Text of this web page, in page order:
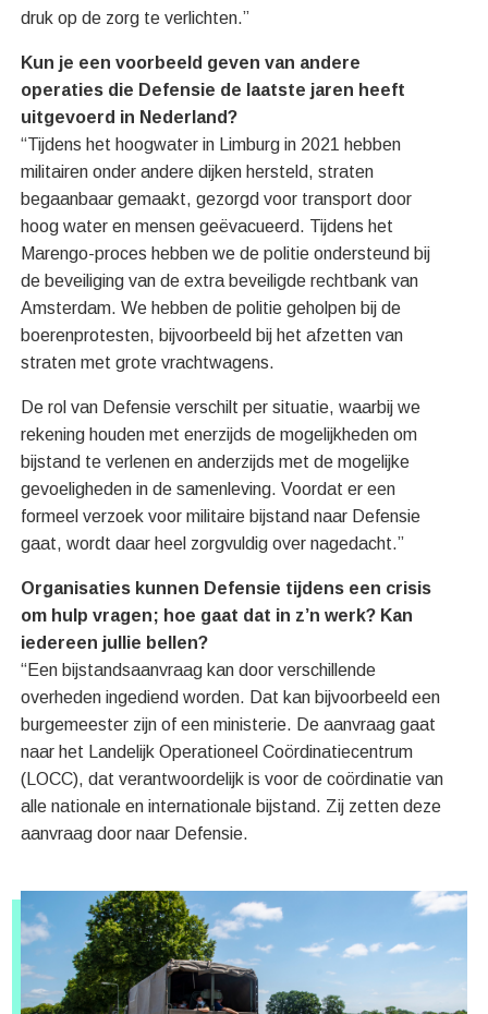
druk op de zorg te verlichten.”
Kun je een voorbeeld geven van andere
operaties die Defensie de laatste jaren heeft
uitgevoerd in Nederland?
“Tijdens het hoogwater in Limburg in 2021 hebben
militairen onder andere dijken hersteld, straten
begaanbaar gemaakt, gezorgd voor transport door
hoog water en mensen geëvacueerd. Tijdens het
Marengo-proces hebben we de politie ondersteund bij
de beveiliging van de extra beveiligde rechtbank van
Amsterdam. We hebben de politie geholpen bij de
boerenprotesten, bijvoorbeeld bij het afzetten van
straten met grote vrachtwagens.
De rol van Defensie verschilt per situatie, waarbij we
rekening houden met enerzijds de mogelijkheden om
bijstand te verlenen en anderzijds met de mogelijke
gevoeligheden in de samenleving. Voordat er een
formeel verzoek voor militaire bijstand naar Defensie
gaat, wordt daar heel zorgvuldig over nagedacht.”
Organisaties kunnen Defensie tijdens een crisis
om hulp vragen; hoe gaat dat in z’n werk? Kan
iedereen jullie bellen?
“Een bijstandsaanvraag kan door verschillende
overheden ingediend worden. Dat kan bijvoorbeeld een
burgemeester zijn of een ministerie. De aanvraag gaat
naar het Landelijk Operationeel Coördinatiecentrum
(LOCC), dat verantwoordelijk is voor de coördinatie van
alle nationale en internationale bijstand. Zij zetten deze
aanvraag door naar Defensie.